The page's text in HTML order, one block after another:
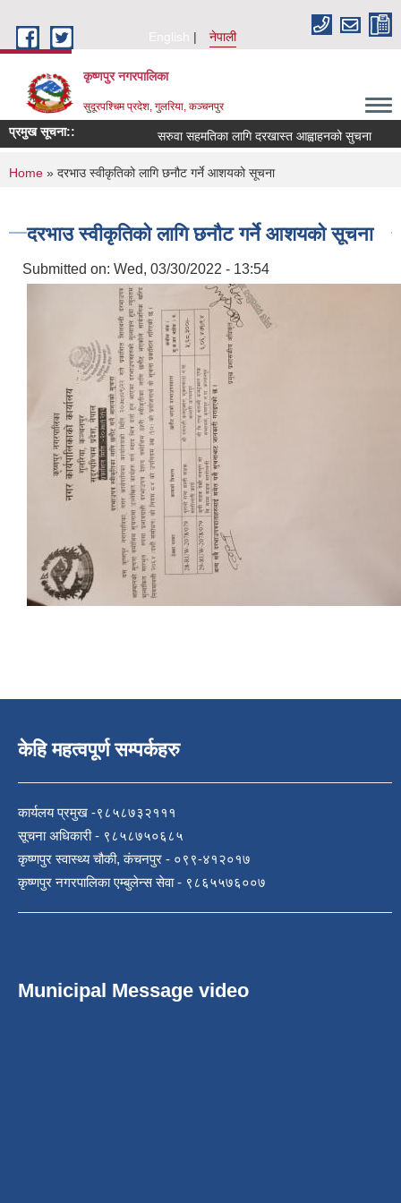
English
नेपाली
कृष्णपुर नगरपालिका
सुदूरपश्चिम प्रदेश, गुलरिया, कञ्चनपुर
प्रमुख सूचना:: सरुवा सहमतिका लागि दरखास्त आह्वाहनको सुचना
You are here
Home » दरभाउ स्वीकृतिको लागि छनौट गर्ने आशयको सूचना
दरभाउ स्वीकृतिको लागि छनौट गर्ने आशयको सूचना
Submitted on: Wed, 03/30/2022 - 13:54
केहि महत्वपूर्ण सम्पर्कहरु
कार्यलय प्रमुख -९८५८७३२१११
सूचना अधिकारी - ९८५८७५०६८५
कृष्णपुर स्वास्थ्य चौकी, कंचनपुर - ०९९-४१२०१७
कृष्णपुर नगरपालिका एम्बुलेन्स सेवा - ९८६५५७६००७
Municipal Message video